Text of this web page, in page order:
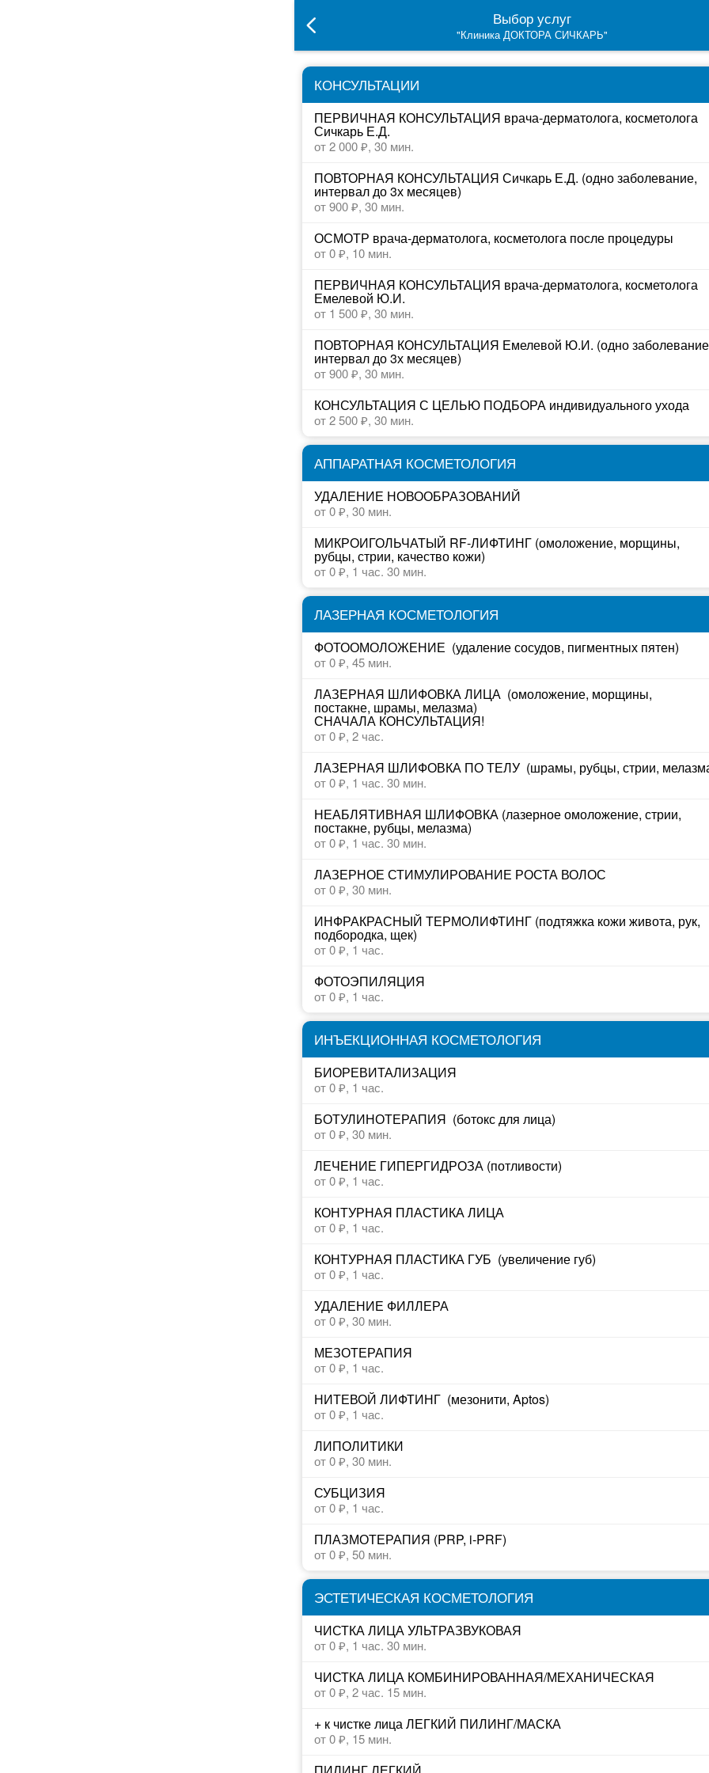
Выбор услуг
"Клиника ДОКТОРА СИЧКАРЬ"
КОНСУЛЬТАЦИИ
ПЕРВИЧНАЯ КОНСУЛЬТАЦИЯ врача-дерматолога, косметолога
Сичкарь Е.Д.
от 2 000 ₽, 30 мин.
ПОВТОРНАЯ КОНСУЛЬТАЦИЯ Сичкарь Е.Д. (одно заболевание,
интервал до 3х месяцев)
от 900 ₽, 30 мин.
ОСМОТР врача-дерматолога, косметолога после процедуры
от 0 ₽, 10 мин.
ПЕРВИЧНАЯ КОНСУЛЬТАЦИЯ врача-дерматолога, косметолога
Емелевой Ю.И.
от 1 500 ₽, 30 мин.
ПОВТОРНАЯ КОНСУЛЬТАЦИЯ Емелевой Ю.И. (одно
интервал до 3х месяцев)
от 900 ₽, 30 мин.
КОНСУЛЬТАЦИЯ С ЦЕЛЬЮ ПОДБОРА индивидуального ухода
от 2 500 ₽, 30 мин.
АППАРАТНАЯ КОСМЕТОЛОГИЯ
УДАЛЕНИЕ НОВООБРАЗОВАНИЙ
от 0 ₽, 30 мин.
МИКРОИГОЛЬЧАТЫЙ RF-ЛИФТИНГ (омоложение, морщины,
рубцы, стрии, качество кожи)
от 0 ₽, 1 час. 30 мин.
ЛАЗЕРНАЯ КОСМЕТОЛОГИЯ
ФОТООМОЛОЖЕНИЕ  (удаление сосудов, пигментных пятен)
от 0 ₽, 45 мин.
ЛАЗЕРНАЯ ШЛИФОВКА ЛИЦА  (омоложение, морщины,
постакне, шрамы, мелазма)
СНАЧАЛА КОНСУЛЬТАЦИЯ!
от 0 ₽, 2 час.
ЛАЗЕРНАЯ ШЛИФОВКА ПО ТЕЛУ  (шрамы, рубцы, стрии,
от 0 ₽, 1 час. 30 мин.
НЕАБЛЯТИВНАЯ ШЛИФОВКА (лазерное омоложение, стрии,
постакне, рубцы, мелазма)
от 0 ₽, 1 час. 30 мин.
ЛАЗЕРНОЕ СТИМУЛИРОВАНИЕ РОСТА ВОЛОС
от 0 ₽, 30 мин.
ИНФРАКРАСНЫЙ ТЕРМОЛИФТИНГ (подтяжка кожи живота, рук,
подбородка, щек)
от 0 ₽, 1 час.
ФОТОЭПИЛЯЦИЯ
от 0 ₽, 1 час.
ИНЪЕКЦИОННАЯ КОСМЕТОЛОГИЯ
БИОРЕВИТАЛИЗАЦИЯ
от 0 ₽, 1 час.
БОТУЛИНОТЕРАПИЯ  (ботокс для лица)
от 0 ₽, 30 мин.
ЛЕЧЕНИЕ ГИПЕРГИДРОЗА (потливости)
от 0 ₽, 1 час.
КОНТУРНАЯ ПЛАСТИКА ЛИЦА
от 0 ₽, 1 час.
КОНТУРНАЯ ПЛАСТИКА ГУБ  (увеличение губ)
от 0 ₽, 1 час.
УДАЛЕНИЕ ФИЛЛЕРА
от 0 ₽, 30 мин.
МЕЗОТЕРАПИЯ
от 0 ₽, 1 час.
НИТЕВОЙ ЛИФТИНГ  (мезонити, Aptos)
от 0 ₽, 1 час.
ЛИПОЛИТИКИ
от 0 ₽, 30 мин.
СУБЦИЗИЯ
от 0 ₽, 1 час.
ПЛАЗМОТЕРАПИЯ (PRP, i-PRF)
от 0 ₽, 50 мин.
ЭСТЕТИЧЕСКАЯ КОСМЕТОЛОГИЯ
ЧИСТКА ЛИЦА УЛЬТРАЗВУКОВАЯ
от 0 ₽, 1 час. 30 мин.
ЧИСТКА ЛИЦА КОМБИНИРОВАННАЯ/МЕХАНИЧЕСКАЯ
от 0 ₽, 2 час. 15 мин.
+ к чистке лица ЛЕГКИЙ ПИЛИНГ/МАСКА
от 0 ₽, 15 мин.